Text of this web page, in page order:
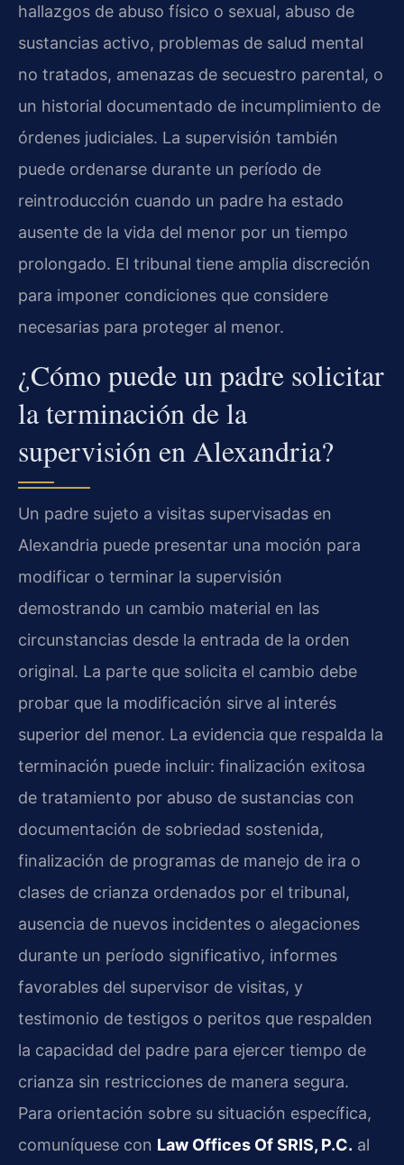
hallazgos de abuso físico o sexual, abuso de
sustancias activo, problemas de salud mental
no tratados, amenazas de secuestro parental, o
un historial documentado de incumplimiento de
órdenes judiciales. La supervisión también
puede ordenarse durante un período de
reintroducción cuando un padre ha estado
ausente de la vida del menor por un tiempo
prolongado. El tribunal tiene amplia discreción
para imponer condiciones que considere
necesarias para proteger al menor.
¿Cómo puede un padre solicitar
la terminación de la
supervisión en Alexandria?
Un padre sujeto a visitas supervisadas en
Alexandria puede presentar una moción para
modificar o terminar la supervisión
demostrando un cambio material en las
circunstancias desde la entrada de la orden
original. La parte que solicita el cambio debe
probar que la modificación sirve al interés
superior del menor. La evidencia que respalda la
terminación puede incluir: finalización exitosa
de tratamiento por abuso de sustancias con
documentación de sobriedad sostenida,
finalización de programas de manejo de ira o
clases de crianza ordenados por el tribunal,
ausencia de nuevos incidentes o alegaciones
durante un período significativo, informes
favorables del supervisor de visitas, y
testimonio de testigos o peritos que respalden
la capacidad del padre para ejercer tiempo de
crianza sin restricciones de manera segura.
Para orientación sobre su situación específica,
comuníquese con Law Offices Of SRIS, P.C. al